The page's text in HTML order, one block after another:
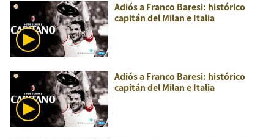
Adiós a Franco Baresi: histórico
capitán del Milan e Italia
Adiós a Franco Baresi: histórico
capitán del Milan e Italia